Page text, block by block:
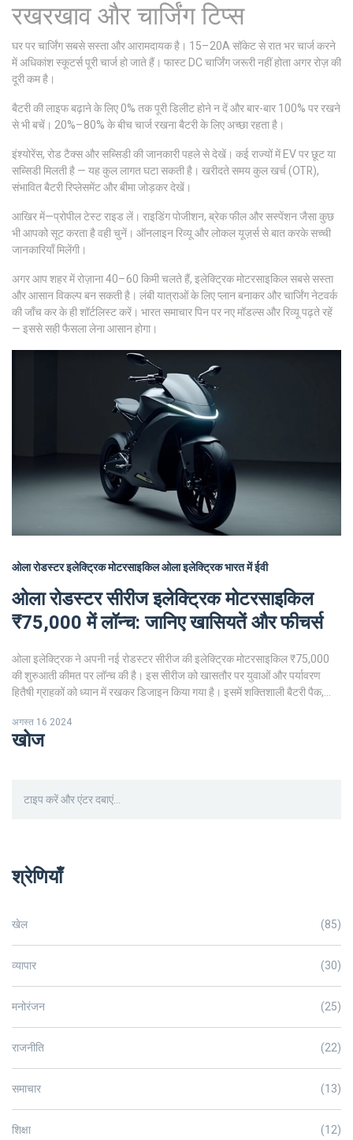
रखरखाव और चार्जिंग टिप्स
घर पर चार्जिंग सबसे सस्ता और आरामदायक है। 15–20A सॉकेट से रात भर चार्ज करने
में अधिकांश स्कूटर्स पूरी चार्ज हो जाते हैं। फास्ट DC चार्जिंग जरूरी नहीं होता अगर रोज़ की
दूरी कम है।
बैटरी की लाइफ बढ़ाने के लिए 0% तक पूरी डिलीट होने न दें और बार-बार 100% पर रखने
से भी बचें। 20%–80% के बीच चार्ज रखना बैटरी के लिए अच्छा रहता है।
इंश्योरेंस, रोड टैक्स और सब्सिडी की जानकारी पहले से देखें। कई राज्यों में EV पर छूट या
सब्सिडी मिलती है — यह कुल लागत घटा सकती है। खरीदते समय कुल खर्च (OTR),
संभावित बैटरी रिप्लेसमेंट और बीमा जोड़कर देखें।
आखिर में—प्रोपील टेस्ट राइड लें। राइडिंग पोजीशन, ब्रेक फील और सस्पेंशन जैसा कुछ
भी आपको सूट करता है वही चुनें। ऑनलाइन रिव्यू और लोकल यूज़र्स से बात करके सच्ची
जानकारियाँ मिलेंगी।
अगर आप शहर में रोज़ाना 40–60 किमी चलते हैं, इलेक्ट्रिक मोटरसाइकिल सबसे सस्ता
और आसान विकल्प बन सकती है। लंबी यात्राओं के लिए प्लान बनाकर और चार्जिंग नेटवर्क
की जाँच कर के ही शॉर्टलिस्ट करें। भारत समाचार पिन पर नए मॉडल्स और रिव्यू पढ़ते रहें
— इससे सही फैसला लेना आसान होगा।
ओला रोडस्टरइलेक्ट्रिक मोटरसाइकिलओला इलेक्ट्रिकभारत में ईवी
ओला रोडस्टर सीरीज इलेक्ट्रिक मोटरसाइकिल
₹75,000 में लॉन्च: जानिए खासियतें और फीचर्स
ओला इलेक्ट्रिक ने अपनी नई रोडस्टर सीरीज की इलेक्ट्रिक मोटरसाइकिल ₹75,000
की शुरुआती कीमत पर लॉन्च की है। इस सीरीज को खासतौर पर युवाओं और पर्यावरण
हितैषी ग्राहकों को ध्यान में रखकर डिजाइन किया गया है। इसमें शक्तिशाली बैटरी पैक,
चार्ज पर 100 किलोमीटर की रेंज देने में सक्षम हैं।
अगस्त 16 2024
खोज
श्रेणियाँ
खेल (85)
व्यापार (30)
मनोरंजन (25)
राजनीति (22)
समाचार (13)
शिक्षा (12)